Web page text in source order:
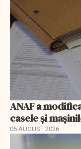
ANAF a
casele și
05 AUGUST 2026